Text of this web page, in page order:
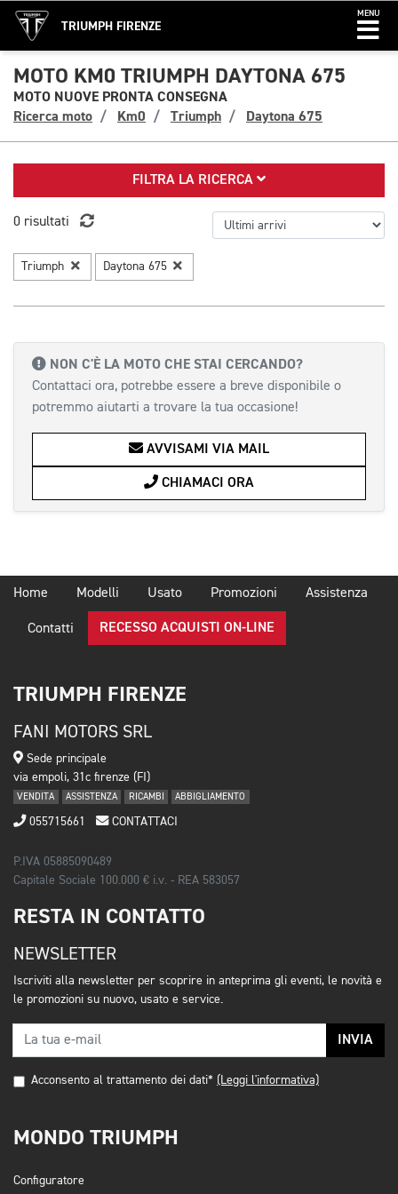
TRIUMPH FIRENZE
MENU
MOTO KM0 TRIUMPH DAYTONA 675
MOTO NUOVE PRONTA CONSEGNA
Ricerca moto
Km0 Triumph Daytona 675
FILTRA LA RICERCA
0 risultati
Triumph Daytona 675
NON C'È LA MOTO CHE STAI CERCANDO?
Contattaci ora, potrebbe essere a breve disponibile o
potremmo aiutarti a trovare la tua occasione!
AVVISAMI VIA MAIL
CHIAMACI ORA
Home Modelli Usato Promozioni Assistenza
Contatti RECESSO ACQUISTI ON-LINE
TRIUMPH FIRENZE
FANI MOTORS SRL
Sede principale
via empoli, 31c firenze (FI)
VENDITA ASSISTENZA RICAMBI ABBIGLIAMENTO
055715661 CONTATTACI
P.IVA 05885090489
Capitale Sociale 100.000 € i.v. - REA 583057
RESTA IN CONTATTO
NEWSLETTER
Iscriviti alla newsletter per scoprire in anteprima gli eventi, le novità e
le promozioni su nuovo, usato e service.
INVIA
Acconsento al trattamento dei dati* (Leggi l'informativa)
MONDO TRIUMPH
Configuratore